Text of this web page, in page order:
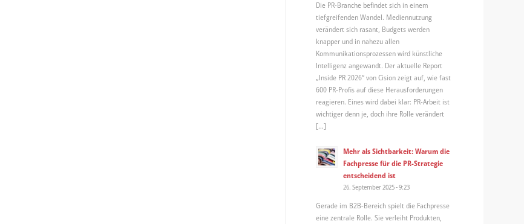
Die PR-Branche befindet sich in einem
tiefgreifenden Wandel. Mediennutzung
verändert sich rasant, Budgets werden
knapper und in nahezu allen
Kommunikationsprozessen wird künstliche
Intelligenz angewandt. Der aktuelle Report
„Inside PR 2026“ von Cision zeigt auf, wie fast
600 PR-Profis auf diese Herausforderungen
reagieren. Eines wird dabei klar: PR-Arbeit ist
wichtiger denn je, doch ihre Rolle verändert
[…]
Mehr als Sichtbarkeit: Warum die
Fachpresse für die PR-Strategie
entscheidend ist
26. September 2025 - 9:23
Gerade im B2B-Bereich spielt die Fachpresse
eine zentrale Rolle. Sie verleiht Produkten,